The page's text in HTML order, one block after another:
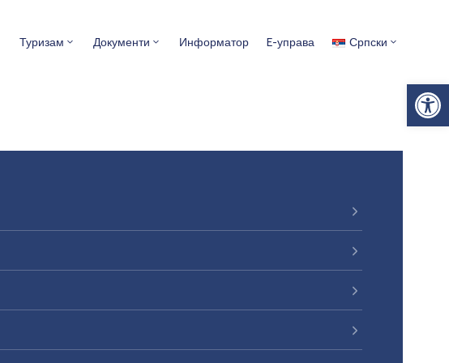
Туризам Документи Информатор E-управа Српски